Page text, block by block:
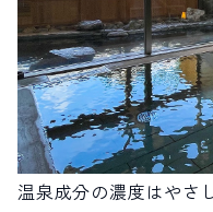
温泉成分の濃度はやさ